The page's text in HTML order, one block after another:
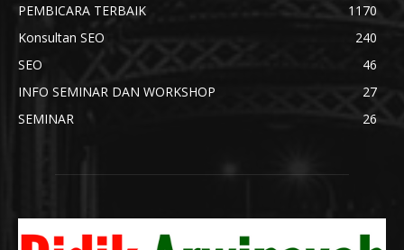
PEMBICARA TERBAIK
1170
Konsultan SEO
240
SEO
46
INFO SEMINAR DAN WORKSHOP
27
SEMINAR
26